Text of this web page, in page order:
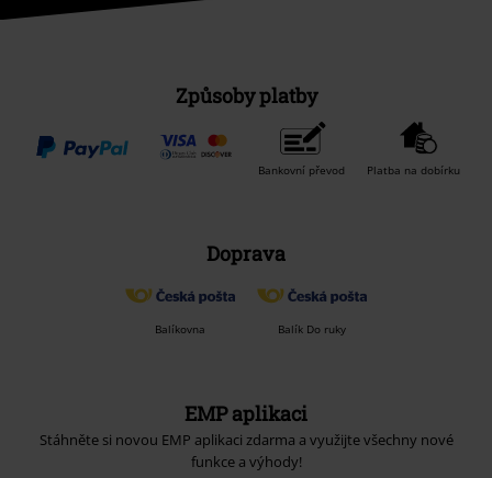
Způsoby platby
Bankovní převod Platba na dobírku
Doprava
Balíkovna Balík Do ruky
EMP aplikaci
Stáhněte si novou EMP aplikaci zdarma a využijte všechny nové
funkce a výhody!